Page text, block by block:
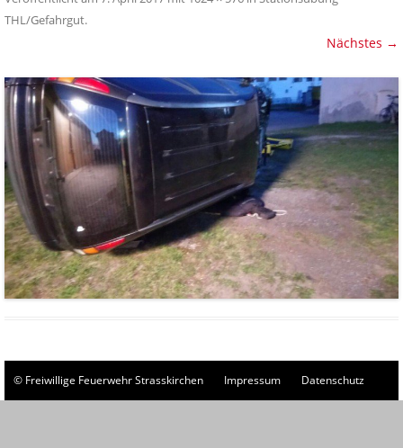
THL/Gefahrgut.
Nächstes →
© Freiwillige Feuerwehr Strasskirchen Impressum Datenschutz